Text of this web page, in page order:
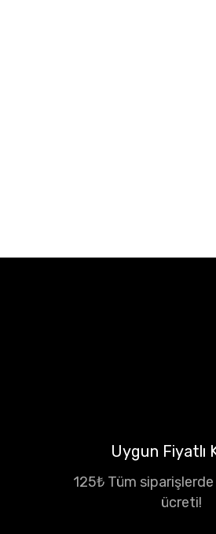
Uygun Fiyatlı
125₺ Tüm
ücreti!